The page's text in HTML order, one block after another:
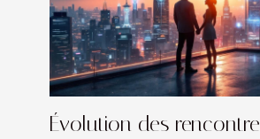
Évolution des